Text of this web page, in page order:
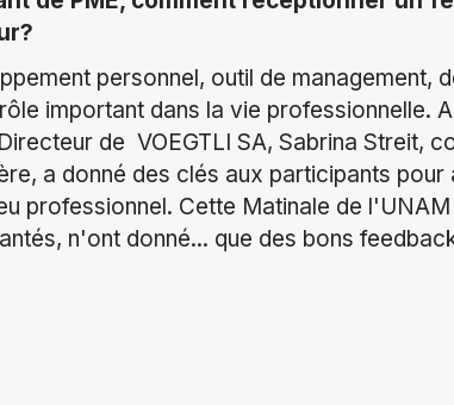
personnel, outil de management,
important dans la vie professionnelle.
de VOEGTLI SA, Sabrina Streit,
a donné des clés aux participants pour
professionnel. Cette Matinale de
n'ont donné... que des bons